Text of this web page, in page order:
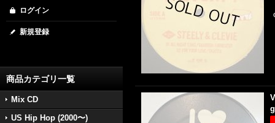
ログイン
新規登録
商品カテゴリ一覧
Mix CD
US Hip Hop (2000〜)